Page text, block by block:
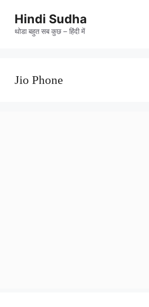
contentHindi Sudha
थोडा बहुत सब कुछ – हिंदी में
Jio Phone